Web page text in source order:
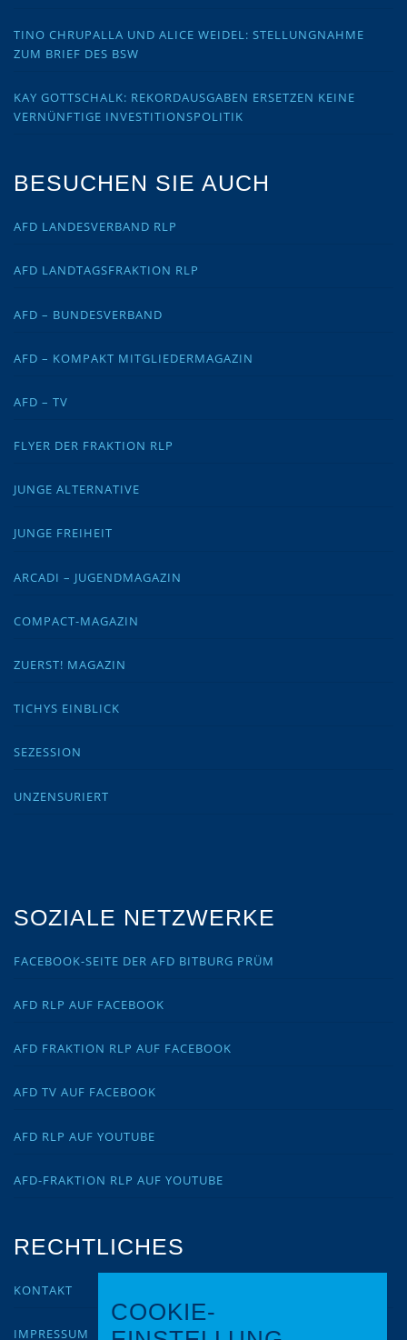
TINO CHRUPALLA UND ALICE WEIDEL: STELLUNGNAHME
ZUM BRIEF DES BSW
KAY GOTTSCHALK: REKORDAUSGABEN ERSETZEN KEINE
VERNÜNFTIGE INVESTITIONSPOLITIK
BESUCHEN SIE AUCH
AFD LANDESVERBAND RLP
AFD LANDTAGSFRAKTION RLP
AFD – BUNDESVERBAND
AFD – KOMPAKT MITGLIEDERMAGAZIN
AFD – TV
FLYER DER FRAKTION RLP
JUNGE ALTERNATIVE
JUNGE FREIHEIT
ARCADI – JUGENDMAGAZIN
COMPACT-MAGAZIN
ZUERST! MAGAZIN
TICHYS EINBLICK
SEZESSION
UNZENSURIERT
SOZIALE NETZWERKE
FACEBOOK-SEITE DER AFD BITBURG PRÜM
AFD RLP AUF FACEBOOK
AFD FRAKTION RLP AUF FACEBOOK
AFD TV AUF FACEBOOK
AFD RLP AUF YOUTUBE
AFD-FRAKTION RLP AUF YOUTUBE
RECHTLICHES
KONTAKT
IMPRESSUM
COOKIE-